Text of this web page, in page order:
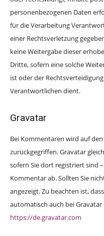
personenbezogenen Daten
für die Verarbeitung
einer Rechtsverletzung
keine Weitergabe dieser
Dritte, sofern eine solche
ist oder der
Verantwortlichen dient.
Gravatar
Bei Kommentaren wird auf
zurückgegriffen. Gravatar
sofern Sie dort registriert sind
Kommentar ab. Sollten Sie
angezeigt. Zu beachten ist,
automatisch auch bei
https://de.gravatar.com